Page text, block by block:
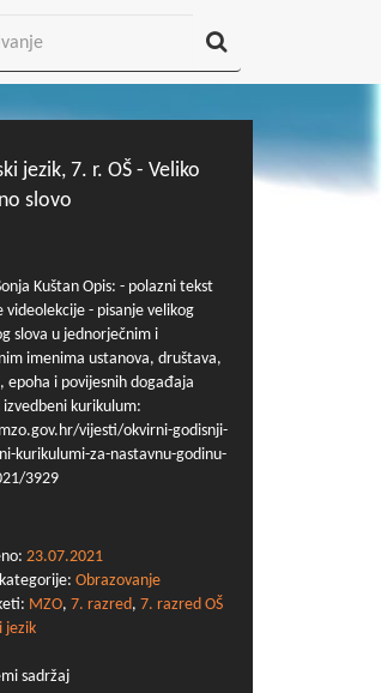
jezik, 7. r. OŠ - Veliko
slovo
Kuštan Opis: - polazni tekst
videolekcije - pisanje velikog
slova u jednorječnim i
imenima ustanova, društava,
epoha i povijesnih događaja
izvedbeni kurikulum:
vijesti/okvirni-godisnji-
kurikulumi-za-nastavnu-godinu-
3929
23.07.2021
Obrazovanje
MZO, 7. razred, 7. razred OŠ
jezik
sadržaj